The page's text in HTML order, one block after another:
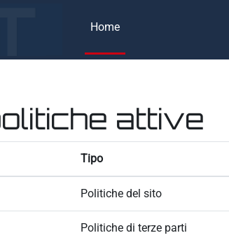
Home
attive
Tipo
Politiche del sito
Politiche di terze parti